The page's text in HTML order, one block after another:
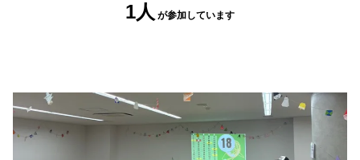
1人 が参加しています